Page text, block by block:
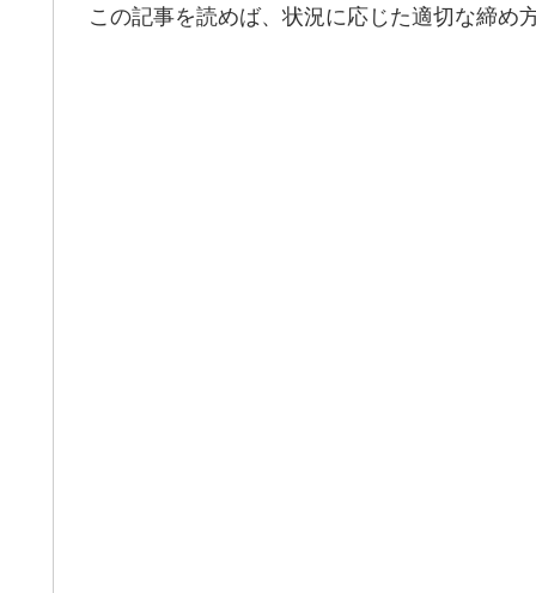
この記事を読めば、状況に応じた適切な締め